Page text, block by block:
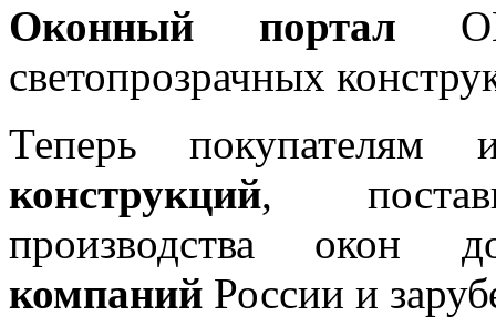
Оконный портал
светопрозрачных
Теперь покупателям
конструкций,
производства окон
компаний России и